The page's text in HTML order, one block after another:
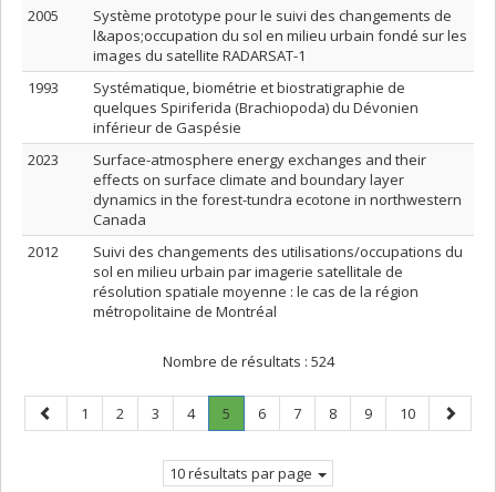
2005
Système prototype pour le suivi des changements de
l&apos;occupation du sol en milieu urbain fondé sur les
images du satellite RADARSAT-1
1993
Systématique, biométrie et biostratigraphie de
quelques Spiriferida (Brachiopoda) du Dévonien
inférieur de Gaspésie
2023
Surface-atmosphere energy exchanges and their
effects on surface climate and boundary layer
dynamics in the forest-tundra ecotone in northwestern
Canada
2012
Suivi des changements des utilisations/occupations du
sol en milieu urbain par imagerie satellitale de
résolution spatiale moyenne : le cas de la région
métropolitaine de Montréal
Nombre de résultats : 524
Page
précédente
Page
1 Page
2 Page
3 Page
4 Page
5
Page
Page
6 Page
7 Page
8 Page
9 Page
10
Page
10 résultats par page